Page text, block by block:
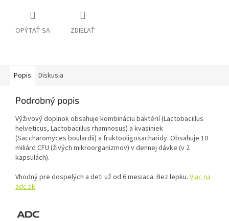
OPÝTAŤ SA ZDIEĽAŤ
Popis Diskusia
Podrobný popis
Výživový doplnok obsahuje kombináciu baktérií (Lactobacillus
helveticus, Lactobacillus rhamnosus) a kvasiniek
(Saccharomyces boulardii) a fruktooligosacharidy. Obsahuje 10
miliárd CFU (živých mikroorganizmov) v dennej dávke (v 2
kapsulách).
Vhodný pre dospelých a deti už od 6 mesiaca. Bez lepku. Viac na
adc.sk